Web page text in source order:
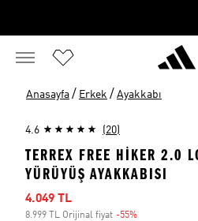
Anasayfa / Erkek / Ayakkabı
4.6 (20)
TERREX FREE HIKER 2.0
YÜRÜYÜŞ AYAKKABISI
İndirimli fiyat
4.049 TL
8.999 TL Orijinal fiyat -55%